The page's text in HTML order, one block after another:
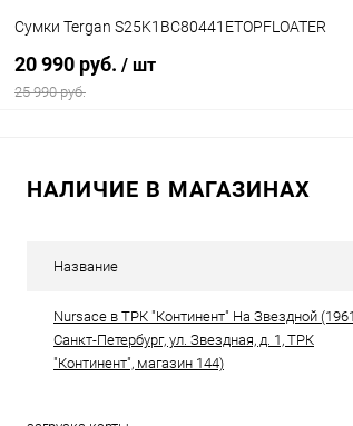
Сумки Tergan S25K1BC80441ETOPFLOATER
20 990 руб. / шт
25 990 руб.
НАЛИЧИЕ В МАГАЗИНАХ
Название
Nursace в ТРК "Континент" На Звездной
Санкт-Петербург, ул. Звездная, д. 1, ТРК
"Континент", магазин 144)